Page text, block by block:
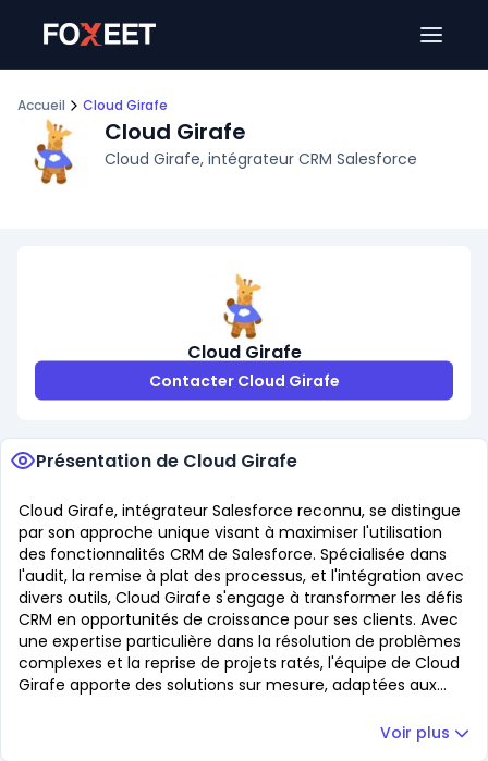
Accueil Cloud Girafe
Cloud Girafe
Cloud Girafe, intégrateur CRM Salesforce
Cloud Girafe
Contacter Cloud Girafe
Présentation de Cloud Girafe
Cloud Girafe, intégrateur Salesforce reconnu, se distingue
par son approche unique visant à maximiser l'utilisation
des fonctionnalités CRM de Salesforce. Spécialisée dans
l'audit, la remise à plat des processus, et l'intégration avec
divers outils, Cloud Girafe s'engage à transformer les défis
CRM en opportunités de croissance pour ses clients. Avec
une expertise particulière dans la résolution de problèmes
complexes et la reprise de projets ratés, l'équipe de Cloud
Girafe apporte des solutions sur mesure, adaptées aux
produits intégrés, Cloud Girafe excelle dans la mise en
Voir plus